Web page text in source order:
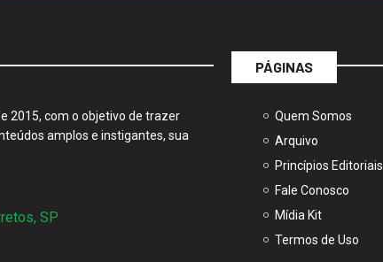
2015, com o objetivo de trazer
amplos e instigantes, sua
SP
PÁGINAS
Quem Somos
Arquivo
Princípios Editoriais
Fale Conosco
Mídia Kit
Termos de Uso